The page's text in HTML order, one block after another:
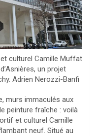
culturel Camille Muffat
un projet
Adrien Nerozzi-Banfi
murs immaculés aux
peinture fraîche : voilà
et culturel Camille
neuf. Situé au